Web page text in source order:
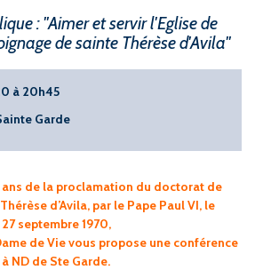
: "Aimer et servir l'Eglise de
de sainte Thérèse d'Avila"
à 20h45
Garde
ans de la proclamation du doctorat de
d’Avila, par le Pape Paul VI, le
27 septembre 1970,
de Vie vous propose une conférence
à ND de Ste Garde.